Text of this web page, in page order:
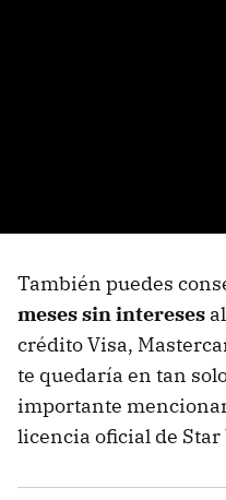
También puedes
meses sin intereses
crédito Visa,
te quedaría en tan
importante
licencia oficial de Star